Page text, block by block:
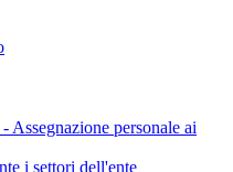
Assegnazione personale ai
i settori dell'ente